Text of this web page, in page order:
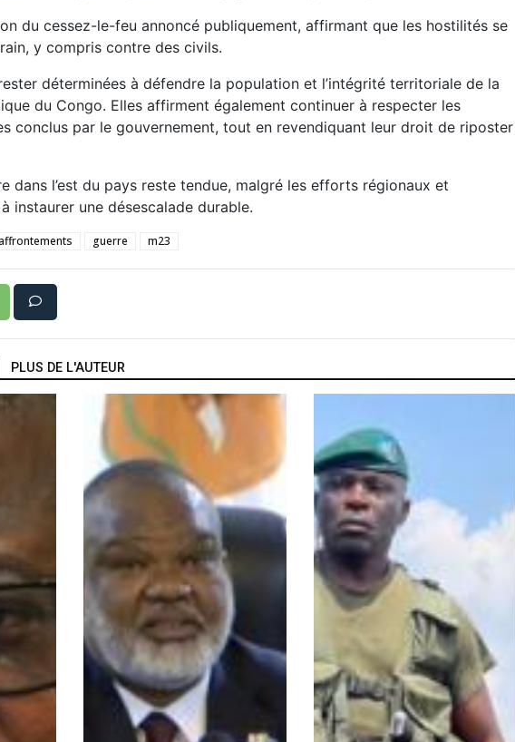
du cessez-le-feu annoncé publiquement, affirmant que les hostilités se
y compris contre des civils.
déterminées à défendre la population et l’intégrité territoriale de la
du Congo. Elles affirment également continuer à respecter les
conclus par le gouvernement, tout en revendiquant leur droit de riposter
dans l’est du pays reste tendue, malgré les efforts régionaux et
instaurer une désescalade durable.
affrontements guerre m23
PLUS DE L'AUTEUR